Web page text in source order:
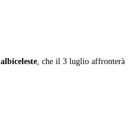
albiceleste, che il 3 luglio affronterà